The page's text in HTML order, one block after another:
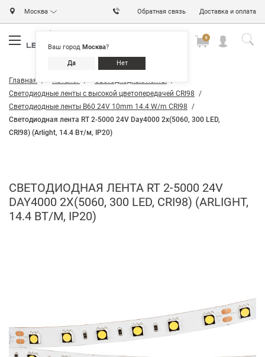
Москва
Ваш город Москва?
Да Нет
Обратная связь Доставка и оплата
0
Главная Каталог
Светодиодные ленты
Светодиодные ленты с высокой цветопередачей CRI98
Светодиодные ленты B60 24V 10mm 14.4 W/m CRI98
Светодиодная лента RT 2-5000 24V Day4000 2x(5060, 300 LED,
CRI98) (Arlight, 14.4 Вт/м, IP20)
СВЕТОДИОДНАЯ ЛЕНТА RT 2-5000 24V
DAY4000 2X(5060, 300 LED, CRI98) (ARLIGHT,
14.4 ВТ/М, IP20)